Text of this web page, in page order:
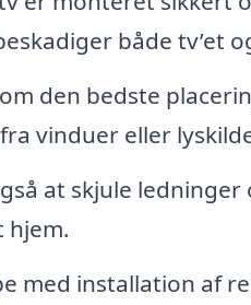
både tv’et
den bedste
vinduer eller
at skjule ledninger
hjem.
med installation af